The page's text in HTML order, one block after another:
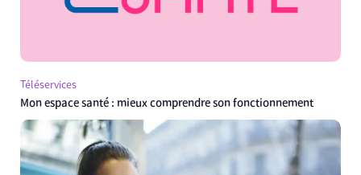
Téléservices
Mon espace santé : mieux comprendre son fonctionnement